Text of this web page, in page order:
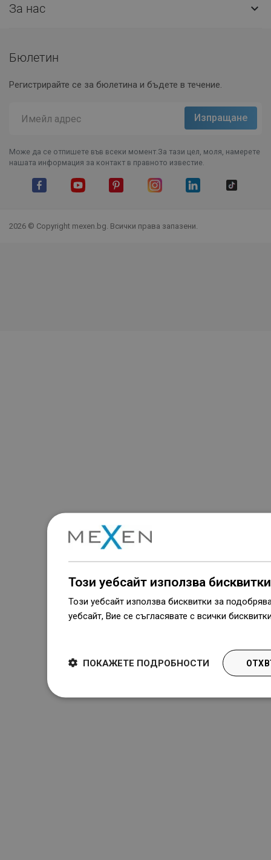
За нас 
Бюлетин
Регистрирайте се за бюлетина и бъдете в течение.
Може да се отпишете във всеки момент.За тази цел, моля, намерете
нашата информация за контакт в правното известие.
2026 © Copyright mexen.bg. Всички права запазени.
Този уебсайт използва бисквитки
Този уебсайт използва бисквитки за
уебсайт, Вие се съгласявате с всички
ПОКАЖЕТЕ ПОДРОБНОСТИ